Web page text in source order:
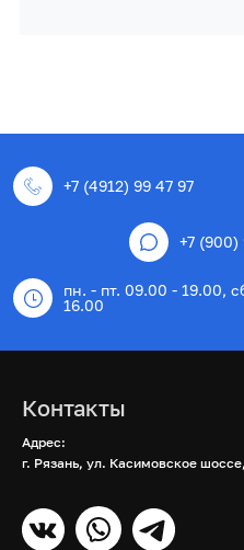
+7 (4912) 99 47 97
+7 (900)
пн. - пт. 09.00 - 19.00,
16.00
Контакты
Адрес:
г. Рязань, ул. Касимовское